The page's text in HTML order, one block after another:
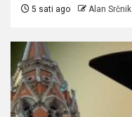
5 sati ago Alan Srčnik